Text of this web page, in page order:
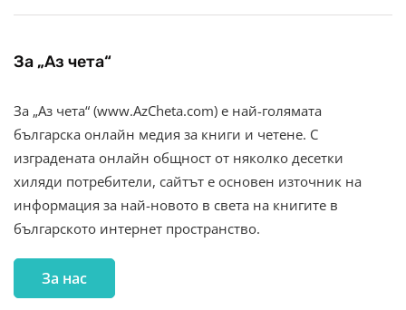
За „Аз чета“
За „Аз чета“ (www.AzCheta.com) е най-голямата
българска онлайн медия за книги и четене. С
изградената онлайн общност от няколко десетки
хиляди потребители, сайтът е основен източник на
информация за най-новото в света на книгите в
българското интернет пространство.
За нас